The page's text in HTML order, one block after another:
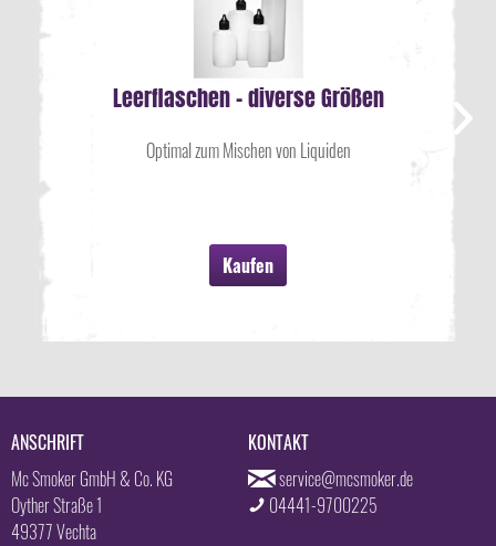
Leerflaschen - diverse Größen
Optimal zum Mischen von Liquiden
Kaufen
ANSCHRIFT
Mc Smoker GmbH & Co. KG
Oyther Straße 1
49377 Vechta
KONTAKT
service@mcsmoker.de
04441-9700225